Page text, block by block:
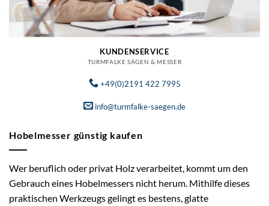
KUNDENSERVICE
TURMFALKE SÄGEN & MESSER
+49(0)2191 422 7995
info@turmfalke-saegen.de
Hobelmesser günstig kaufen
Wer beruflich oder privat Holz verarbeitet, kommt um den
Gebrauch eines Hobelmessers nicht herum. Mithilfe dieses
praktischen Werkzeugs gelingt es bestens, glatte